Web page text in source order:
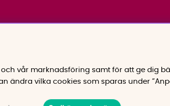
vår marknadsföring samt för att ge dig
ändra vilka cookies som sparas under